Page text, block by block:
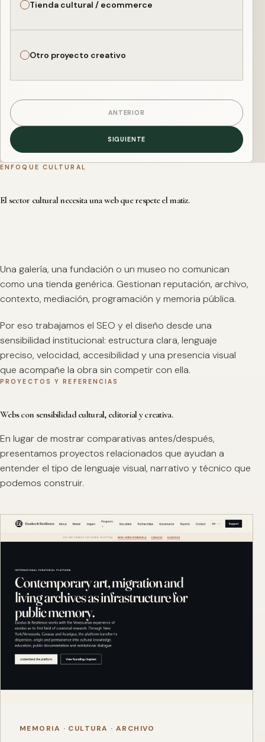
Tienda cultural / ecommerce
Otro proyecto creativo
ANTERIOR
SIGUIENTE
ENFOQUE CULTURAL
El sector cultural necesita una web que respete el matiz.
Una galería, una fundación o un museo no comunican
como una tienda genérica. Gestionan reputación, archivo,
contexto, mediación, programación y memoria pública.
Por eso trabajamos el SEO y el diseño desde una
sensibilidad institucional: estructura clara, lenguaje
preciso, velocidad, accesibilidad y una presencia visual
que acompañe la obra sin competir con ella.
PROYECTOS Y REFERENCIAS
Webs con sensibilidad cultural, editorial y creativa.
En lugar de mostrar comparativas antes/después,
presentamos proyectos relacionados que ayudan a
entender el tipo de lenguaje visual, narrativo y técnico que
podemos construir.
MEMORIA · CULTURA · ARCHIVO